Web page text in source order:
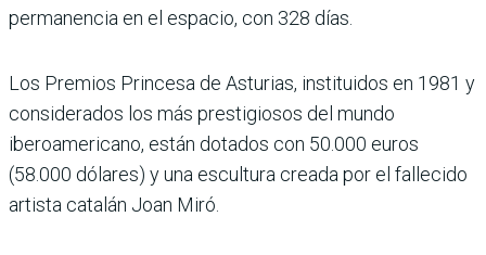
permanencia en el espacio, con 328 días.
Los Premios Princesa de Asturias, instituidos en 1981 y
considerados los más prestigiosos del mundo
iberoamericano, están dotados con 50.000 euros
(58.000 dólares) y una escultura creada por el fallecido
artista catalán Joan Miró.